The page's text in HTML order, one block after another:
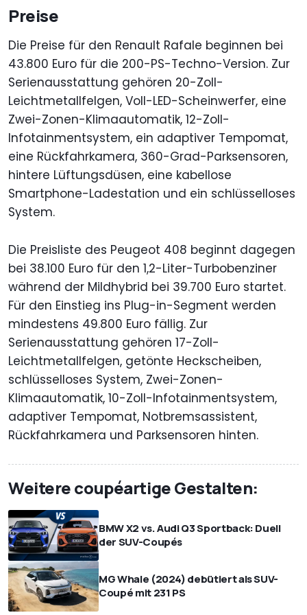
Preise
Die Preise für den Renault Rafale beginnen bei
43.800 Euro für die 200-PS-Techno-Version. Zur
Serienausstattung gehören 20-Zoll-
Leichtmetallfelgen, Voll-LED-Scheinwerfer, eine
Zwei-Zonen-Klimaautomatik, 12-Zoll-
Infotainmentsystem, ein adaptiver Tempomat,
eine Rückfahrkamera, 360-Grad-Parksensoren,
hintere Lüftungsdüsen, eine kabellose
Smartphone-Ladestation und ein schlüsselloses
System.
Die Preisliste des Peugeot 408 beginnt dagegen
bei 38.100 Euro für den 1,2-Liter-Turbobenziner
während der Mildhybrid bei 39.700 Euro startet.
Für den Einstieg ins Plug-in-Segment werden
mindestens 49.800 Euro fällig. Zur
Serienausstattung gehören 17-Zoll-
Leichtmetallfelgen, getönte Heckscheiben,
schlüsselloses System, Zwei-Zonen-
Klimaautomatik, 10-Zoll-Infotainmentsystem,
adaptiver Tempomat, Notbremsassistent,
Rückfahrkamera und Parksensoren hinten.
Weitere coupéartige Gestalten:
BMW X2 vs. Audi Q3 Sportback: Duell
der SUV-Coupés
MG Whale (2024) debütiert als SUV-
Coupé mit 231 PS